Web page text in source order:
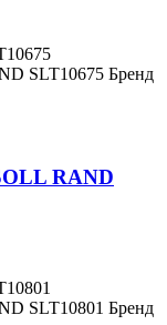
SLT10675 Бренд
RAND
SLT10801 Бренд